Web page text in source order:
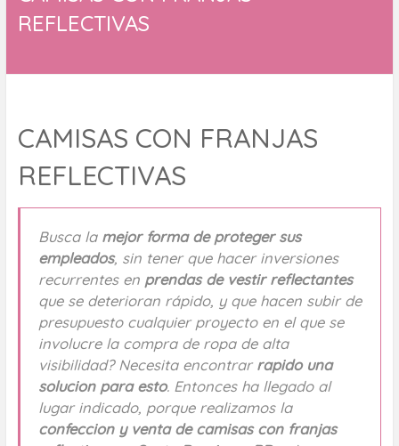
REFLECTIVAS
CAMISAS CON FRANJAS
REFLECTIVAS
Busca la mejor forma de proteger sus
empleados, sin tener que hacer inversiones
recurrentes en prendas de vestir reflectantes
que se deterioran rápido, y que hacen subir de
presupuesto cualquier proyecto en el que se
involucre la compra de ropa de alta
visibilidad? Necesita encontrarrapido una
solucion para esto. Entonces ha llegado al
lugar indicado, porque realizamos la
confeccion y venta de camisas con franjas